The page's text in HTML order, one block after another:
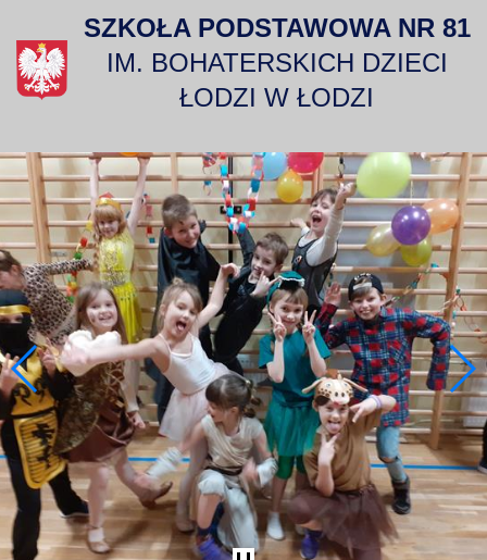
SZKOŁA PODSTAWOWA NR 81
IM. BOHATERSKICH DZIECI
ŁODZI W ŁODZI